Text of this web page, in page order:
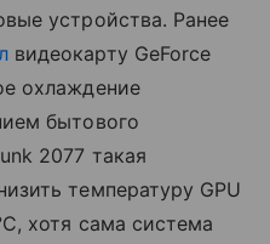
устройства. Ранее
видеокарту GeForce
охлаждение
бытового
2077 такая
температуру GPU
хотя сама система